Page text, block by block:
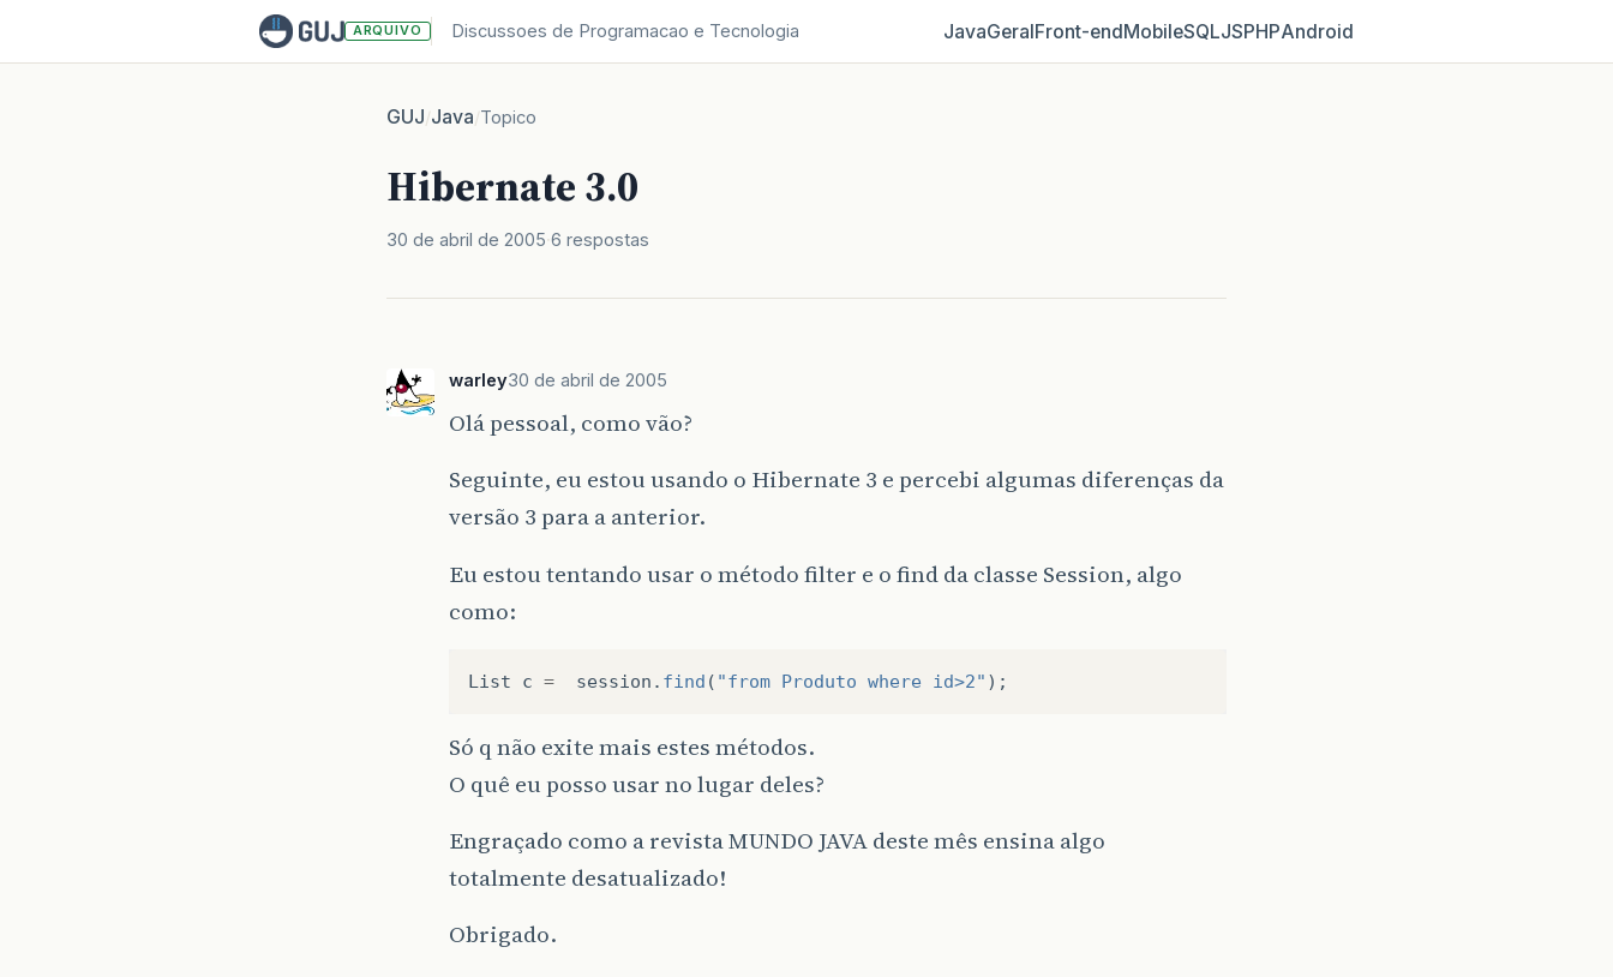
ARQUIVO Discussoes de Programacao e Tecnologia JavaGeralFront‑endMobileSQLJSPHPAndroid
GUJ/Java/Topico
Hibernate 3.0
30 de abril de 2005 6 respostas
warley30 de abril de 2005
Olá pessoal, como vão?
Seguinte, eu estou usando o Hibernate 3 e percebi algumas diferenças da
versão 3 para a anterior.
Eu estou tentando usar o método filter e o find da classe Session, algo
como:
List c = session . find ( "from Produto where id>2" );
Só q não exite mais estes métodos.
O quê eu posso usar no lugar deles?
Engraçado como a revista MUNDO JAVA deste mês ensina algo
totalmente desatualizado!
Obrigado.